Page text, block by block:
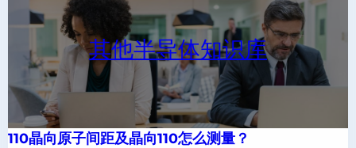
其他半导体知识库
110晶向原子间距及晶向110怎么测量？